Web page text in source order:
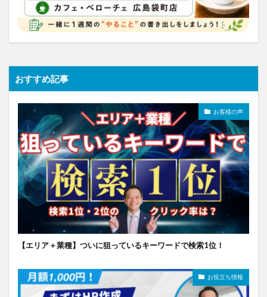
おすすめ記事
お客様の声
【エリア＋業種】ついに狙っているキーワードで検索1位！
お役立ち情報